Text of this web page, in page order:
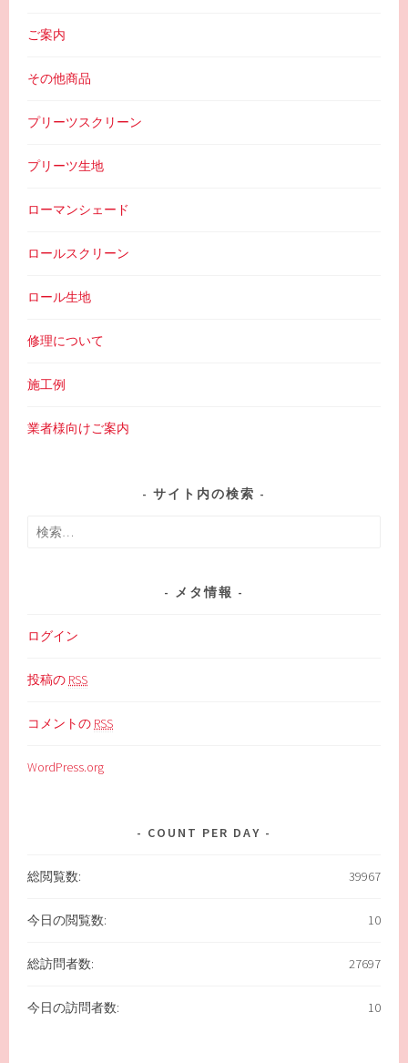
ご案内
その他商品
プリーツスクリーン
プリーツ生地
ローマンシェード
ロールスクリーン
ロール生地
修理について
施工例
業者様向けご案内
サイト内の検索
検
メタ情報
ログイン
投稿の RSS
コメントの RSS
WordPress.org
COUNT PER DAY
39967
総閲覧数:
10
今日の閲覧数:
27697
総訪問者数:
10
今日の訪問者数: